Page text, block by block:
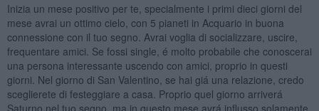
Inizia un mese positivo per te, specialmente i primi dieci giorni del
mese avrai un ottimo cielo, con 5 pianeti in Acquario in buona
connessione con il tuo segno. Avrai voglia di socializzare, uscire,
frequentare amici. Se fossi single, é molto probabile che conoscerai
una persona interessante uscendo con amici, proprio in questi
giorni. Nel giorno di San Valentino, se hai giá una relazione, credo
sceglierete di festeggiare a casa. Proprio quel giorno arriverá
Saturno nel tuo segno, ma in questo mese avrá influsso solamente